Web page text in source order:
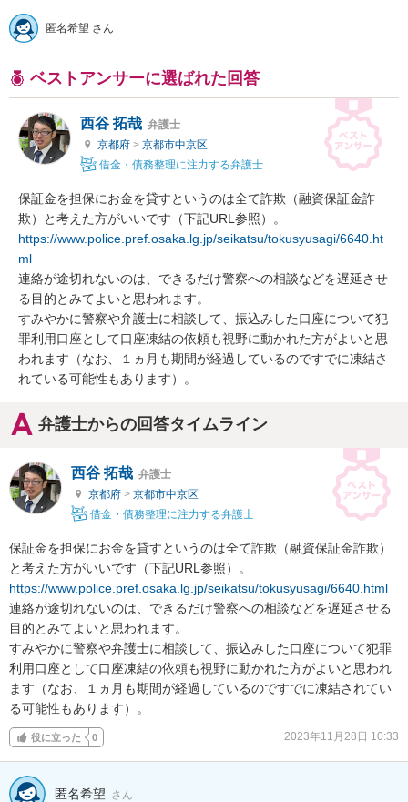
匿名希望 さん
ベストアンサーに選ばれた回答
西谷 拓哉 弁護士
京都府 > 京都市中京区
借金・債務整理に注力する弁護士
保証金を担保にお金を貸すというのは全て詐欺（融資保証金詐
https://www.police.pref.osaka.lg.jp/seikatsu/tokusyusagi/6640.ht
ml
連絡が途切れないのは、できるだけ警察への相談などを遅延させ
る目的とみてよいと思われます。
すみやかに警察や弁護士に相談して、振込みした口座について犯
罪利用口座として口座凍結の依頼も視野に動かれた方がよいと思
われます（なお、１ヵ月も期間が経過しているのですでに凍結さ
れている可能性もあります）。
弁護士からの回答タイムライン
西谷 拓哉 弁護士
京都府 > 京都市中京区
借金・債務整理に注力する弁護士
保証金を担保にお金を貸すというのは全て詐欺（融資保証金詐欺）
https://www.police.pref.osaka.lg.jp/seikatsu/tokusyusagi/6640.html
連絡が途切れないのは、できるだけ警察への相談などを遅延させる
目的とみてよいと思われます。
すみやかに警察や弁護士に相談して、振込みした口座について犯罪
利用口座として口座凍結の依頼も視野に動かれた方がよいと思われ
ます（なお、１ヵ月も期間が経過しているのですでに凍結されてい
る可能性もあります）。
役に立った 0 2023年11月28日 10:33
匿名希望 さん